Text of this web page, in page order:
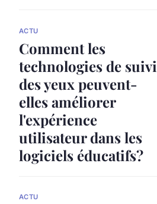
ACTU
Comment les
technologies de suivi
des yeux peuvent-
elles améliorer
l'expérience
utilisateur dans les
logiciels éducatifs?
ACTU